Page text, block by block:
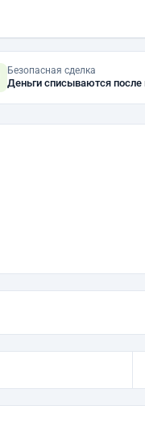
Безопасная сделка
Деньги списываются после